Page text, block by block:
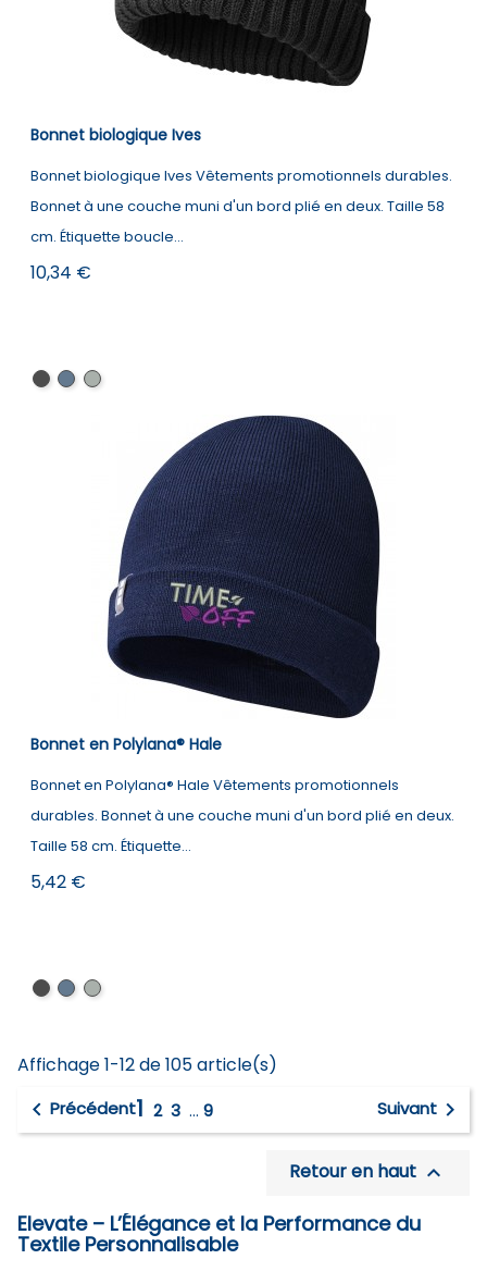
Bonnet biologique Ives
Bonnet biologique Ives Vêtements promotionnels durables.
Bonnet à une couche muni d'un bord plié en deux. Taille 58
cm. Étiquette boucle...
Prix
10,34 €
NoirMarine
Gris
Bonnet en Polylana® Hale
Bonnet en Polylana® Hale Vêtements promotionnels
durables. Bonnet à une couche muni d'un bord plié en deux.
Taille 58 cm. Étiquette...
Prix
5,42 €
NoirMarine
Gris
Affichage 1-12 de 105 article(s)
 Précédent1 2 3 … 9 Suivant 
Retour en haut 
Elevate – L’Élégance et la Performance du
Textile Personnalisable